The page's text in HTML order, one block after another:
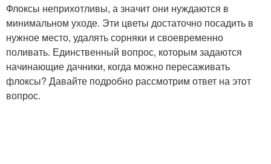
Флоксы неприхотливы, а значит они нуждаются в
минимальном уходе. Эти цветы достаточно посадить в
нужное место, удалять сорняки и своевременно
поливать. Единственный вопрос, которым задаются
начинающие дачники, когда можно пересаживать
флоксы? Давайте подробно рассмотрим ответ на этот
вопрос.